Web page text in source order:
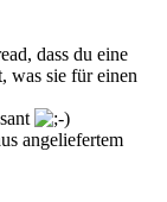
dass du eine
was sie für einen
angeliefertem